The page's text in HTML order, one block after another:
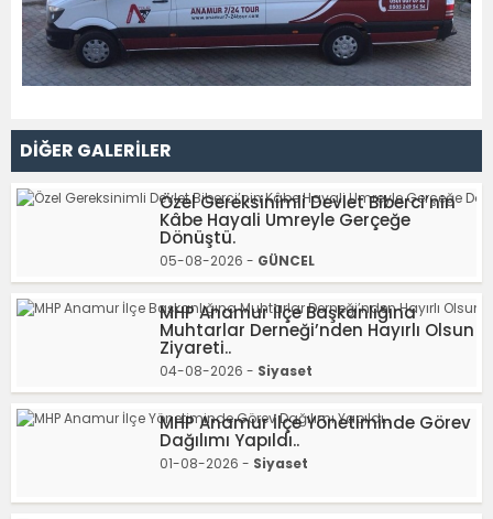
DİĞER GALERİLER
Özel Gereksinimli Devlet Biberci’nin
Kâbe Hayali Umreyle Gerçeğe
Dönüştü.
05-08-2026 - GÜNCEL
MHP Anamur İlçe Başkanlığına
Muhtarlar Derneği’nden Hayırlı Olsun
Ziyareti..
04-08-2026 - Siyaset
MHP Anamur İlçe Yönetiminde Görev
Dağılımı Yapıldı..
01-08-2026 - Siyaset